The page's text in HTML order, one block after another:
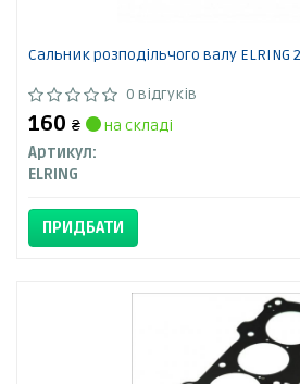
Сальник розподільчого валу ELRING
0 відгуків
160 ₴
на складі
Артикул:
ELRING
ПРИДБАТИ